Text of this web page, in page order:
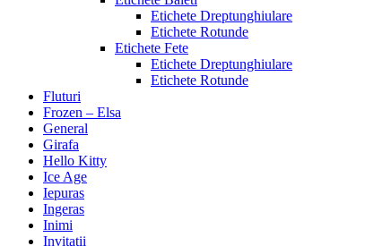
Etichete Dreptunghiulare
Etichete Rotunde
Etichete Fete
Etichete Dreptunghiulare
Etichete Rotunde
Fluturi
Frozen – Elsa
General
Girafa
Hello Kitty
Ice Age
Iepuras
Ingeras
Inimi
Invitatii